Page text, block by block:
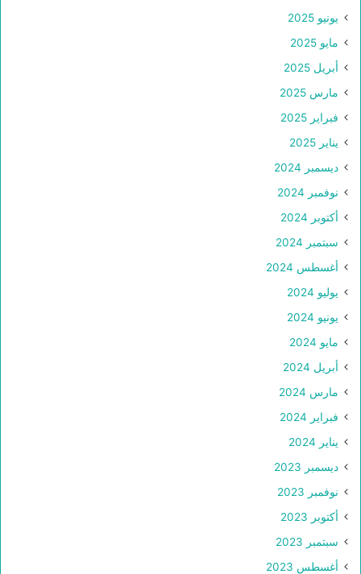
يونيو 2025
مايو 2025
أبريل 2025
مارس 2025
فبراير 2025
يناير 2025
ديسمبر 2024
نوفمبر 2024
أكتوبر 2024
سبتمبر 2024
أغسطس 2024
يوليو 2024
يونيو 2024
مايو 2024
أبريل 2024
مارس 2024
فبراير 2024
يناير 2024
ديسمبر 2023
نوفمبر 2023
أكتوبر 2023
سبتمبر 2023
أغسطس 2023